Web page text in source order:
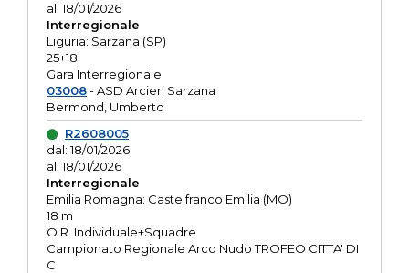
al: 18/01/2026
Interregionale
Liguria: Sarzana (SP)
25+18
Gara Interregionale
03008- ASD Arcieri Sarzana
Bermond, Umberto
R2608005
dal: 18/01/2026
al: 18/01/2026
Interregionale
Emilia Romagna: Castelfranco Emilia (MO)
18 m
O.R. Individuale+Squadre
Campionato Regionale Arco Nudo TROFEO CITTA' DI
C